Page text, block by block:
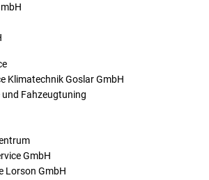
Klimatechnik Goslar GmbH
Fahzeugtuning
GmbH
Lorson GmbH